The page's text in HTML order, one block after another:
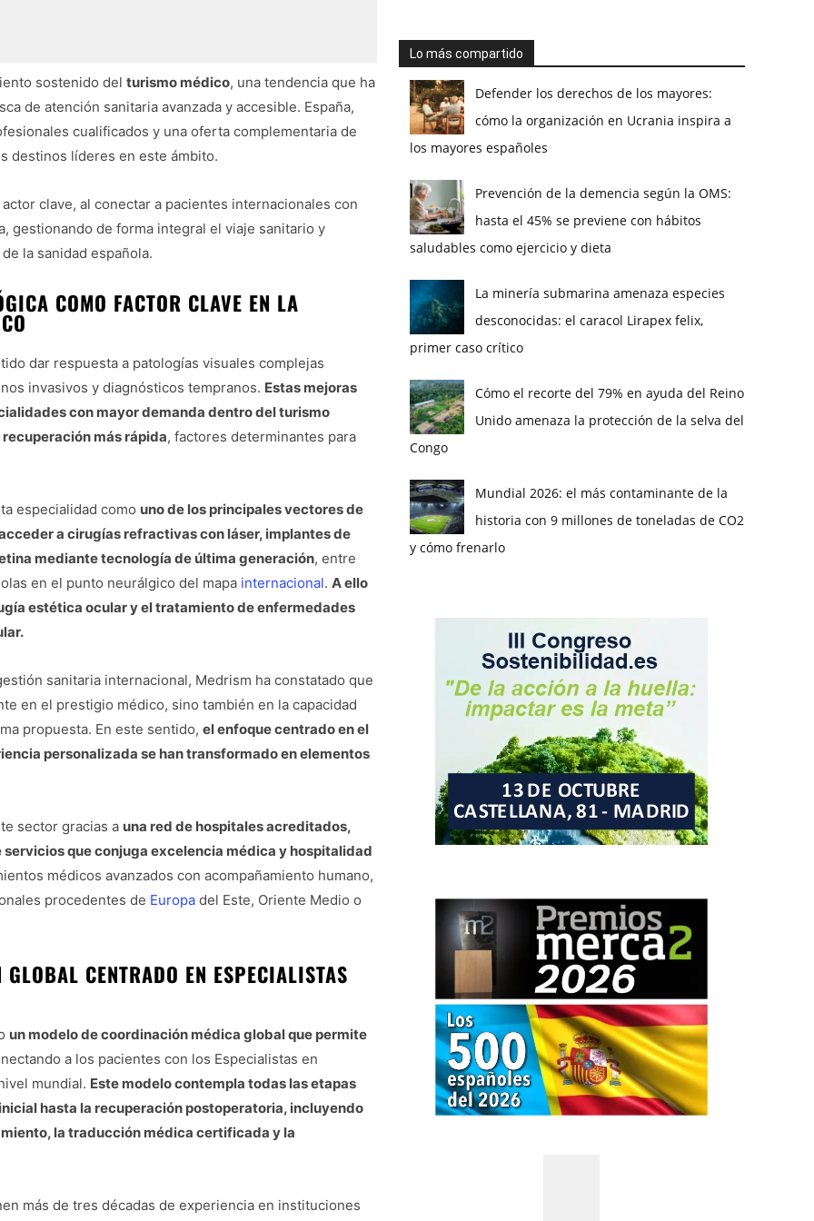
sostenido del turismo médico, una tendencia que ha
de atención sanitaria avanzada y accesible. España,
cualificados y una oferta complementaria de
destinos líderes en este ámbito.
clave, al conectar a pacientes internacionales con
gestionando de forma integral el viaje sanitario y
la sanidad española.
COMO FACTOR CLAVE EN LA
dar respuesta a patologías visuales complejas
invasivos y diagnósticos tempranos. Estas mejoras
con mayor demanda dentro del turismo
más rápida, factores determinantes para
especialidad como uno de los principales vectores de
a cirugías refractivas con láser, implantes de
mediante tecnología de última generación, entre
en el punto neurálgico del mapa internacional. A ello
estética ocular y el tratamiento de enfermedades
sanitaria internacional, Medrism ha constatado que
en el prestigio médico, sino también en la capacidad
propuesta. En este sentido, el enfoque centrado en el
personalizada se han transformado en elementos
sector gracias a una red de hospitales acreditados,
que conjuga excelencia médica y hospitalidad
médicos avanzados con acompañamiento humano,
procedentes de Europa del Este, Oriente Medio o
CENTRADO EN ESPECIALISTAS
un modelo de coordinación médica global que permite
a los pacientes con los Especialistas en
mundial. Este modelo contempla todas las etapas
hasta la recuperación postoperatoria, incluyendo
la traducción médica certificada y la
más de tres décadas de experiencia en instituciones
Lo más compartido
Defender los derechos de los mayores:
cómo la organización en Ucrania inspira a
los mayores españoles
Prevención de la demencia según la OMS:
hasta el 45% se previene con hábitos
saludables como ejercicio y dieta
La minería submarina amenaza especies
desconocidas: el caracol Lirapex felix,
primer caso crítico
Cómo el recorte del 79% en ayuda del Reino
Unido amenaza la protección de la selva del
Congo
Mundial 2026: el más contaminante de la
historia con 9 millones de toneladas de CO2
y cómo frenarlo